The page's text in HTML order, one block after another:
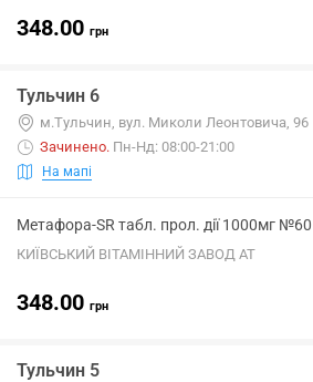
348.00 грн
Тульчин 6
м.Тульчин, вул. Миколи Леонтовича, 96
Зачинено. Пн-Нд: 08:00-21:00
На мапі
Метафора-SR табл. прол. дії 1000мг №60
КИЇВСЬКИЙ ВІТАМІННИЙ ЗАВОД АТ
348.00 грн
Тульчин 5